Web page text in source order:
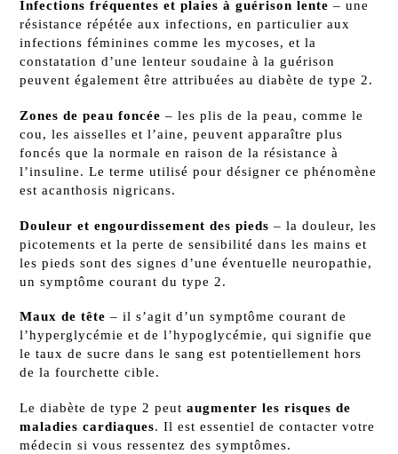
Infections fréquentes et plaies à guérison lente – une
résistance répétée aux infections, en particulier aux
infections féminines comme les mycoses, et la
constatation d’une lenteur soudaine à la guérison
peuvent également être attribuées au diabète de type 2.
Zones de peau foncée – les plis de la peau, comme le
cou, les aisselles et l’aine, peuvent apparaître plus
foncés que la normale en raison de la résistance à
l’insuline. Le terme utilisé pour désigner ce phénomène
est acanthosis nigricans.
Douleur et engourdissement des pieds – la douleur, les
picotements et la perte de sensibilité dans les mains et
les pieds sont des signes d’une éventuelle neuropathie,
un symptôme courant du type 2.
Maux de tête – il s’agit d’un symptôme courant de
l’hyperglycémie et de l’hypoglycémie, qui signifie que
le taux de sucre dans le sang est potentiellement hors
de la fourchette cible.
Le diabète de type 2 peutaugmenter les risques de
maladies cardiaques. Il est essentiel de contacter votre
médecin si vous ressentez des symptômes.